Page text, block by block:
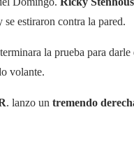
estiraron contra la pared.
la prueba para
volante.
. lanzo un tremendo